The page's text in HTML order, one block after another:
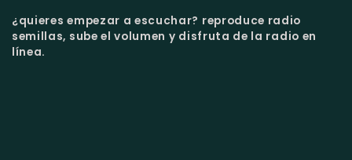
¿quieres empezar a escuchar? reproduce radio
semillas, sube el volumen y disfruta de la radio en
línea.